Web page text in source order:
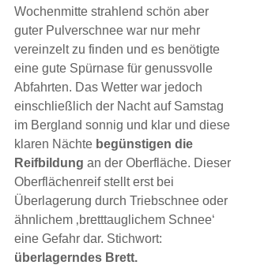
Wochenmitte strahlend schön aber
guter Pulverschnee war nur mehr
vereinzelt zu finden und es benötigte
eine gute Spürnase für genussvolle
Abfahrten. Das Wetter war jedoch
einschließlich der Nacht auf Samstag
im Bergland sonnig und klar und diese
klaren Nächte begünstigen die
Reifbildung an der Oberfläche. Dieser
Oberflächenreif stellt erst bei
Überlagerung durch Triebschnee oder
ähnlichem ‚bretttauglichem Schnee‘
eine Gefahr dar. Stichwort:
überlagerndes Brett.